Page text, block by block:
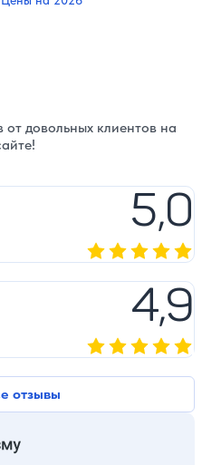
от довольных клиентов на
отзывы
5,0
4,9